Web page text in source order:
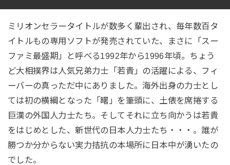
ミリオンセラータイトルが数多く輩出され、毎年数百タ
イトルもの専用ソフトが発売されていた、まさに「スー
ファミ最盛期」と呼べる1992年から1996年頃。ちょう
ど大相撲界は人気兄弟力士「若貴」の活躍による、フィ
ーバーの真っただ中にありました。海外出身の力士とし
ては初の横綱となった「曙」を筆頭に、土俵を席捲する
巨漢の外国人力士たち。そしてそれに立ち向かうは若貴
をはじめとした、新世代の日本人力士たち・・・。誰が
勝つか分からない実力拮抗の本場所に日本中が湧いたの
でした。